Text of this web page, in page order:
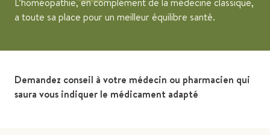
a toute sa place pour un meilleur équilibre santé.
Demandez conseil à votre médecin ou pharmacien qui
saura vous indiquer le médicament adapté